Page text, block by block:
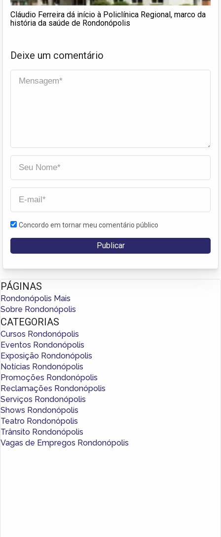
Cláudio Ferreira dá início à Policlínica Regional, marco da
história da saúde de Rondonópolis
Deixe um comentário
Concordo em tornar meu comentário público
PÁGINAS
Rondonópolis Mais
Sobre Rondonópolis
CATEGORIAS
Cursos Rondonópolis
Eventos Rondonópolis
Exposição Rondonópolis
Notícias Rondonópolis
Promoções Rondonópolis
Reclamações Rondonópolis
Serviços Rondonópolis
Shows Rondonópolis
Teatro Rondonópolis
Trânsito Rondonópolis
Vagas de Empregos Rondonópolis